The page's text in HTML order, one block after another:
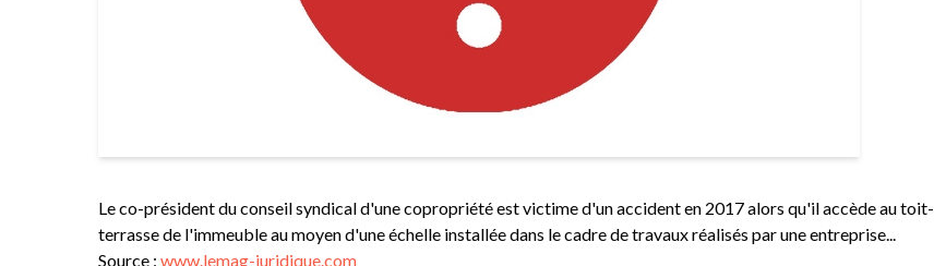
Source : www.lemag-juridique.com
Le co-président du conseil syndical d'une copropriété est victime d'un accident en 2017 alors qu'il accède au toit-
terrasse de l'immeuble au moyen d'une échelle installée dans le cadre de travaux réalisés par une entreprise...